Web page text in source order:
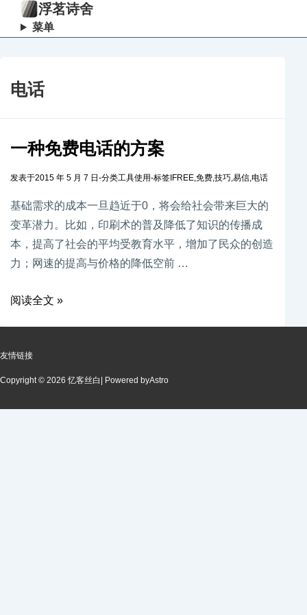
浮茗诗舍
菜单
电话
一种免费电话的方案
发表于2015 年 5 月 7 日 -分类工具使用-标签 IFREE,免费,技巧,易信,电话
基础需求的成本一旦趋近于0，将会给社会带来巨大的
变革潜力。比如，印刷术的普及降低了知识的传播成
本，提高了社会的平均受教育水平，增加了民众的创造
力；网速的提高与价格的降低空前 …
阅读全文 »
友情链接
Copyright © 2026 忆客丝白 | Powered byAstro